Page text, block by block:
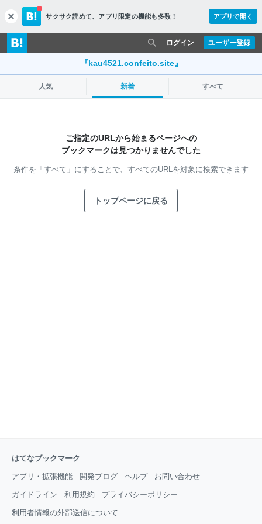
c
l
o
s
サクサク読めて、 アプリ限定の機能も多数！ アプリで開く
ユーザー登録
ログイン
『kau4521.confeito.site』
人気 新着 すべて
ご指定のURLから始まるページへの
ブックマークは見つかりませんでした
条件を「すべて」にすることで、 すべてのURLを対象に検索できます
トップページに戻る
はてなブックマーク
アプリ・拡張機能 開発ブログ ヘルプ お問い合わせ
ガイドライン 利用規約 プライバシーポリシー
利用者情報の外部送信について